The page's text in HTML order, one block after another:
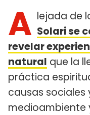
A lejada de
Solari se
revelar
natural que la
práctica
causas sociales
medioambiente